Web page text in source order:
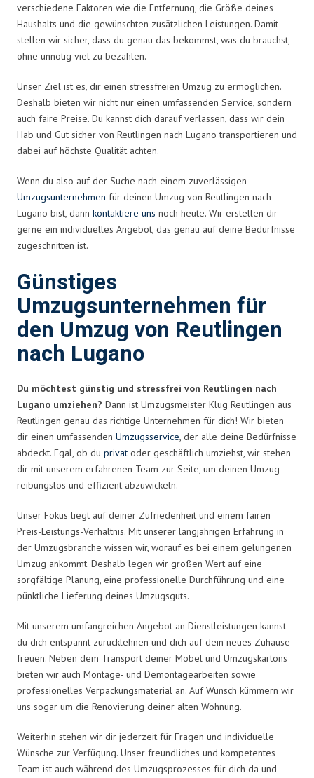
verschiedene Faktoren wie die Entfernung, die Größe deines
Haushalts und die gewünschten zusätzlichen Leistungen. Damit
stellen wir sicher, dass du genau das bekommst, was du brauchst,
ohne unnötig viel zu bezahlen.
Unser Ziel ist es, dir einen stressfreien Umzug zu ermöglichen.
Deshalb bieten wir nicht nur einen umfassenden Service, sondern
auch faire Preise. Du kannst dich darauf verlassen, dass wir dein
Hab und Gut sicher von Reutlingen nach Lugano transportieren und
dabei auf höchste Qualität achten.
Wenn du also auf der Suche nach einem zuverlässigen
Umzugsunternehmen für deinen Umzug von Reutlingen nach
Lugano bist, dann kontaktiere uns noch heute. Wir erstellen dir
gerne ein individuelles Angebot, das genau auf deine Bedürfnisse
zugeschnitten ist.
Günstiges
Umzugsunternehmen für
den Umzug von Reutlingen
nach Lugano
Du möchtest günstig und stressfrei von Reutlingen nach
Lugano umziehen? Dann ist Umzugsmeister Klug Reutlingen aus
Reutlingen genau das richtige Unternehmen für dich! Wir bieten
dir einen umfassenden Umzugsservice, der alle deine Bedürfnisse
abdeckt. Egal, ob du privat oder geschäftlich umziehst, wir stehen
dir mit unserem erfahrenen Team zur Seite, um deinen Umzug
reibungslos und effizient abzuwickeln.
Unser Fokus liegt auf deiner Zufriedenheit und einem fairen
Preis-Leistungs-Verhältnis. Mit unserer langjährigen Erfahrung in
der Umzugsbranche wissen wir, worauf es bei einem gelungenen
Umzug ankommt. Deshalb legen wir großen Wert auf eine
sorgfältige Planung, eine professionelle Durchführung und eine
pünktliche Lieferung deines Umzugsguts.
Mit unserem umfangreichen Angebot an Dienstleistungen kannst
du dich entspannt zurücklehnen und dich auf dein neues Zuhause
freuen. Neben dem Transport deiner Möbel und Umzugskartons
bieten wir auch Montage- und Demontagearbeiten sowie
professionelles Verpackungsmaterial an. Auf Wunsch kümmern wir
uns sogar um die Renovierung deiner alten Wohnung.
Weiterhin stehen wir dir jederzeit für Fragen und individuelle
Wünsche zur Verfügung. Unser freundliches und kompetentes
Team ist auch während des Umzugsprozesses für dich da und